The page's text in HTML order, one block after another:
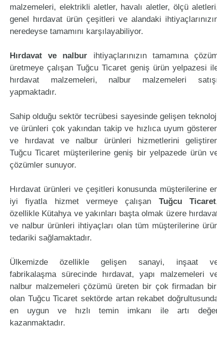
malzemeleri, elektrikli aletler, havalı aletler, ölçü
genel hırdavat ürün çeşitleri ve alandaki
neredeyse tamamını karşılayabiliyor.
Hırdavat ve nalbur ihtiyaçlarınızın tamamına
üretmeye çalışan Tuğcu Ticaret geniş ürün yelpazesi
hırdavat malzemeleri, nalbur malzemeleri
yapmaktadır.
Sahip olduğu sektör tecrübesi sayesinde gelişen
ve ürünleri çok yakından takip ve hızlıca uyum
ve hırdavat ve nalbur ürünleri hizmetlerini
Tuğcu Ticaret müşterilerine geniş bir yelpazede ürün
çözümler sunuyor.
Hırdavat ürünleri ve çeşitleri konusunda müşterilerine
iyi fiyatla hizmet vermeye çalışan Tuğcu Ticaret
özellikle Kütahya ve yakınları başta olmak üzere
ve nalbur ürünleri ihtiyaçları olan tüm müşterilerine
tedariki sağlamaktadır.
Ülkemizde özellikle gelişen sanayi, inşaat
fabrikalaşma sürecinde hırdavat, yapı malzemeleri
nalbur malzemeleri çözümü üreten bir çok firmadan
olan Tuğcu Ticaret sektörde artan rekabet
en uygun ve hızlı temin imkanı ile artı
kazanmaktadır.